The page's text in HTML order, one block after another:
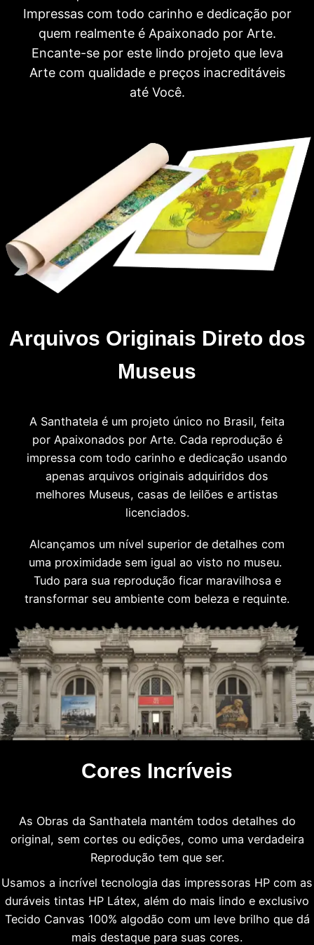
Impressas com todo carinho e dedicação por
quem realmente é Apaixonado por Arte.
Encante-se por este lindo projeto que leva
Arte com qualidade e preços inacreditáveis
até Você.
Arquivos Originais Direto dos
Museus
A Santhatela é um projeto único no Brasil, feita
por Apaixonados por Arte. Cada reprodução é
impressa com todo carinho e dedicação usando
apenas arquivos originais adquiridos dos
melhores Museus, casas de leilões e artistas
licenciados.
Alcançamos um nível superior de detalhes com
uma proximidade sem igual ao visto no museu.
Tudo para sua reprodução ficar maravilhosa e
transformar seu ambiente com beleza e requinte.
Cores Incríveis
As Obras da Santhatela mantém todos detalhes do
original, sem cortes ou edições, como uma verdadeira
Reprodução tem que ser.
Usamos a incrível tecnologia das impressoras HP com as
duráveis tintas HP Látex, além do mais lindo e exclusivo
Tecido Canvas 100% algodão com um leve brilho que dá
mais destaque para suas cores.